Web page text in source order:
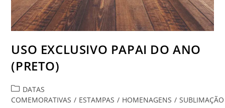
USO EXCLUSIVO PAPAI DO ANO
(PRETO)
Categoria
do
DATAS
COMEMORATIVAS / ESTAMPAS / HOMENAGENS / SUBLIMAÇÃO